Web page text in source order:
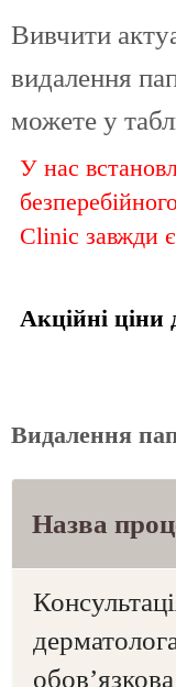
Вивчити
видалення
можете у
У нас
Clinic завжди
Акційні ціни
Видалення
Назва
обов’язкова